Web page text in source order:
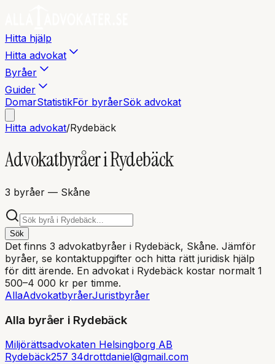
Hitta hjälp
Hitta advokat
Byråer
Guider
DomarStatistikFör byråerSök advokat
Hitta advokat/Rydebäck
Advokatbyråer iRydebäck
3 byråer — Skåne
Sök
Det finns 3 advokatbyråer i Rydebäck, Skåne. Jämför
byråer, se kontaktuppgifter och hitta rätt juridisk hjälp
för ditt ärende. En advokat i Rydebäck kostar normalt 1
500–4 000 kr per timme.
AllaAdvokatbyråerJuristbyråer
Alla byråer i Rydebäck
Miljörättsadvokaten Helsingborg AB
Rydebäck257 34drottdaniel@gmail.com